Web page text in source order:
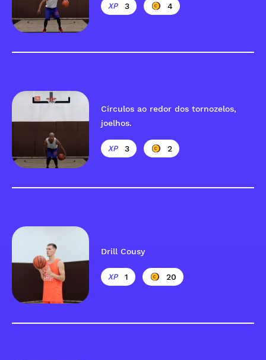
3 4
Círculos ao redor dos tornozelos,
joelhos.
3 2
Drill Cousy
1 20